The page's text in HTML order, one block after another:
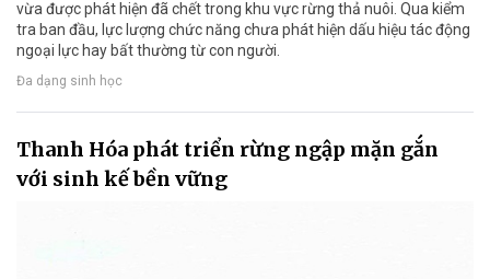
vừa được phát hiện đã chết trong khu vực rừng thả nuôi. Qua kiểm
tra ban đầu, lực lượng chức năng chưa phát hiện dấu hiệu tác động
ngoại lực hay bất thường từ con người.
Đa dạng sinh học
Thanh Hóa phát triển rừng ngập mặn gắn
với sinh kế bền vững